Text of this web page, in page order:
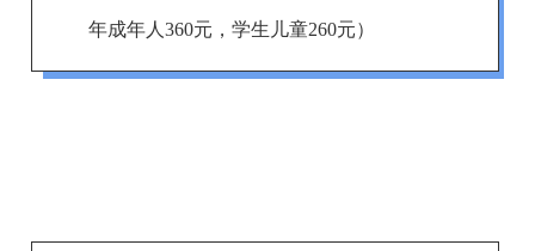
年成年人360元，学生儿童260元）